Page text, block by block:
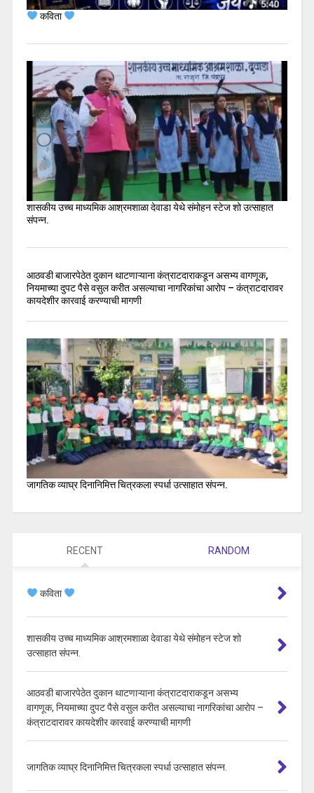
कविता
शासकीय उच्च माध्यमिक आश्रमशाळा देवाडा येथे संमोहन स्टेज शो उत्साहात
संपन्न.
आठवडी बाजारपेठेत दुकान थाटणाऱ्याना कंत्राटदाराकडून असभ्य वागणूक,
नियमाच्या दुपट पैसे वसुल करीत असल्याचा नागरिकांचा आरोप – कंत्राटदारावर
कायदेशीर कारवाई करण्याची मागणी
जागतिक व्याघ्र दिनानिमित्त चित्रकला स्पर्धा उत्साहात संपन्न.
RECENT RANDOM
कविता
शासकीय उच्च माध्यमिक आश्रमशाळा देवाडा येथे संमोहन स्टेज शो
उत्साहात संपन्न.
आठवडी बाजारपेठेत दुकान थाटणाऱ्याना कंत्राटदाराकडून असभ्य
वागणूक, नियमाच्या दुपट पैसे वसुल करीत असल्याचा नागरिकांचा आरोप –
कंत्राटदारावर कायदेशीर कारवाई करण्याची मागणी
जागतिक व्याघ्र दिनानिमित्त चित्रकला स्पर्धा उत्साहात संपन्न.